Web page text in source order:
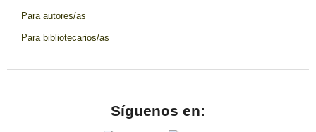
Para autores/as
Para bibliotecarios/as
Síguenos en: